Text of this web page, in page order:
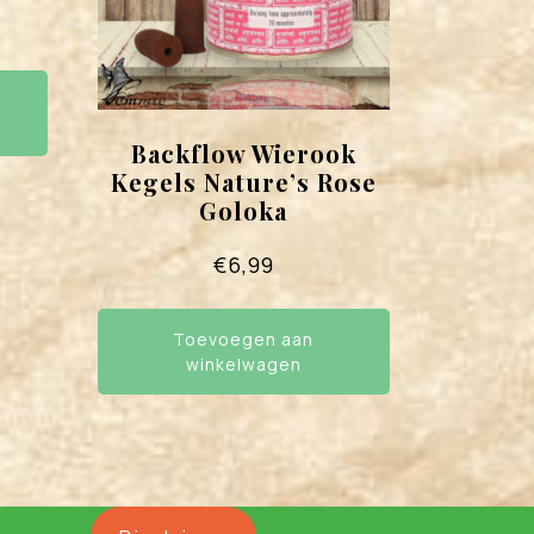
Backflow Wierook
Kegels Nature’s Rose
Goloka
€6,99
Toevoegen aan
winkelwagen